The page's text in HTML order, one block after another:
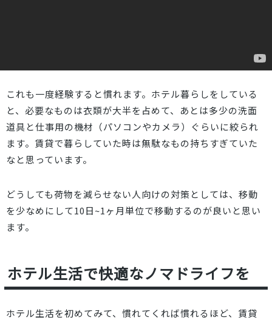
これも一度経験すると慣れます。ホテル暮らしをしている
と、必要なものは衣類が大半を占めて、あとは多少の洗面
道具と仕事用の機材（パソコンやカメラ）ぐらいに絞られ
ます。賃貸で暮らしていた時は無駄なもの持ちすぎていた
なと思っています。
どうしても荷物を減らせない人向けの対策としては、移動
を少なめにして10日~1ヶ月単位で移動するのが良いと思い
ます。
ホテル生活で快適なノマドライフを
ホテル生活を初めてみて、慣れてくれば慣れるほど、賃貸